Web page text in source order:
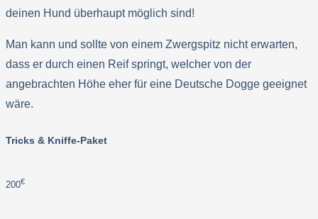
deinen Hund überhaupt möglich sind!
Man kann und sollte von einem Zwergspitz nicht erwarten,
dass er durch einen Reif springt, welcher von der
angebrachten Höhe eher für eine Deutsche Dogge geeignet
wäre.
Tricks & Kniffe-Paket
200€